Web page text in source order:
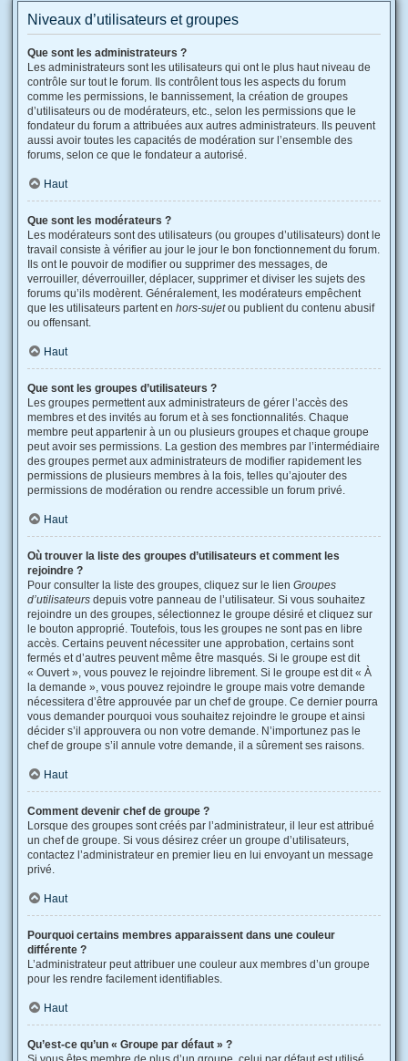
Niveaux d’utilisateurs et groupes
Que sont les administrateurs ?
Les administrateurs sont les utilisateurs qui ont le plus haut niveau de
contrôle sur tout le forum. Ils contrôlent tous les aspects du forum
comme les permissions, le bannissement, la création de groupes
d’utilisateurs ou de modérateurs, etc., selon les permissions que le
fondateur du forum a attribuées aux autres administrateurs. Ils peuvent
aussi avoir toutes les capacités de modération sur l’ensemble des
forums, selon ce que le fondateur a autorisé.
Haut
Que sont les modérateurs ?
Les modérateurs sont des utilisateurs (ou groupes d’utilisateurs) dont le
travail consiste à vérifier au jour le jour le bon fonctionnement du forum.
Ils ont le pouvoir de modifier ou supprimer des messages, de
verrouiller, déverrouiller, déplacer, supprimer et diviser les sujets des
forums qu’ils modèrent. Généralement, les modérateurs empêchent
que les utilisateurs partent en hors-sujetou publient du contenu abusif
ou offensant.
Haut
Que sont les groupes d’utilisateurs ?
Les groupes permettent aux administrateurs de gérer l’accès des
membres et des invités au forum et à ses fonctionnalités. Chaque
membre peut appartenir à un ou plusieurs groupes et chaque groupe
peut avoir ses permissions. La gestion des membres par l’intermédiaire
des groupes permet aux administrateurs de modifier rapidement les
permissions de plusieurs membres à la fois, telles qu’ajouter des
permissions de modération ou rendre accessible un forum privé.
Haut
Où trouver la liste des groupes d’utilisateurs et comment les
rejoindre ?
Pour consulter la liste des groupes, cliquez sur le lien Groupes
d’utilisateurs depuis votre panneau de l’utilisateur. Si vous souhaitez
rejoindre un des groupes, sélectionnez le groupe désiré et cliquez sur
le bouton approprié. Toutefois, tous les groupes ne sont pas en libre
accès. Certains peuvent nécessiter une approbation, certains sont
fermés et d’autres peuvent même être masqués. Si le groupe est dit
« Ouvert », vous pouvez le rejoindre librement. Si le groupe est dit « À
la demande », vous pouvez rejoindre le groupe mais votre demande
nécessitera d’être approuvée par un chef de groupe. Ce dernier pourra
vous demander pourquoi vous souhaitez rejoindre le groupe et ainsi
décider s’il approuvera ou non votre demande. N’importunez pas le
chef de groupe s’il annule votre demande, il a sûrement ses raisons.
Haut
Comment devenir chef de groupe ?
Lorsque des groupes sont créés par l’administrateur, il leur est attribué
un chef de groupe. Si vous désirez créer un groupe d’utilisateurs,
contactez l’administrateur en premier lieu en lui envoyant un message
privé.
Haut
Pourquoi certains membres apparaissent dans une couleur
différente ?
L’administrateur peut attribuer une couleur aux membres d’un groupe
pour les rendre facilement identifiables.
Haut
Qu’est-ce qu’un « Groupe par défaut » ?